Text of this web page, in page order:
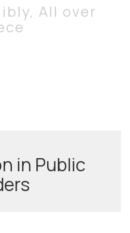
All over
in Public